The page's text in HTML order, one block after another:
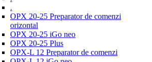
.
OPX 20-25 Preparator de comenzi
orizontal
OPX 20-25 iGo neo
OPX 20-25 Plus
OPX-L 12 Preparator de comenzi